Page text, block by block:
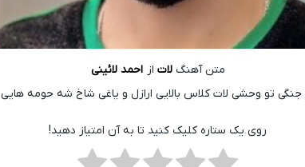
متن آهنگلات از احمد لائینی
جنگی تو وحشی لات کلاس بالایی ارازل و یاغی شاخ شه حومه هایی
روی یک ستاره کلیک کنید تا به آن امتیاز دهید!